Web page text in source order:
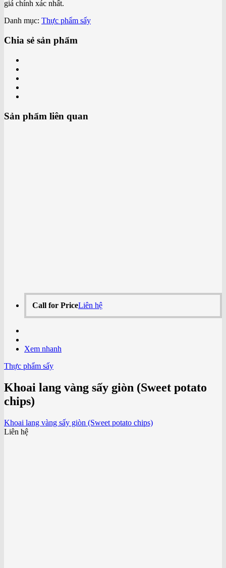
giá chính xác nhất.
Danh mục: Thực phẩm sấy
Chia sẻ sản phẩm
Sản phẩm liên quan
Call for PriceLiên hệ
Xem nhanh
Thực phẩm sấy
Khoai lang vàng sấy giòn (Sweet potato
chips)
Khoai lang vàng sấy giòn (Sweet potato chips)
Liên hệ